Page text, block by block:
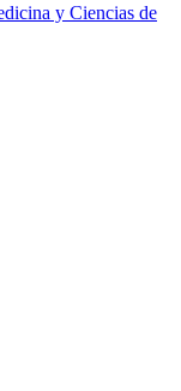
y Ciencias de